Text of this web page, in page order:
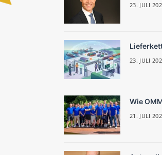
23. JULI
23. JULI
Wie
21. JULI